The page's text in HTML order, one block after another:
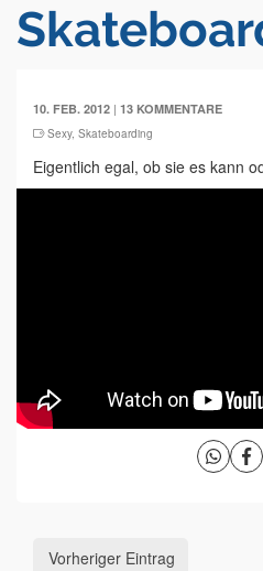
10. FEB. 2012 | 13 KOMMENTARE
Sexy, Skateboarding
Eigentlich egal, ob sie es kann
Vorheriger Eintrag